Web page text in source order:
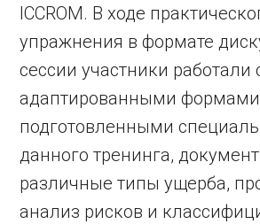
ICCROM. В ходе
упражнения в формате
сессии участники работали
адаптированными
подготовленными
данного тренинга,
различные типы ущерба,
анализ рисков и